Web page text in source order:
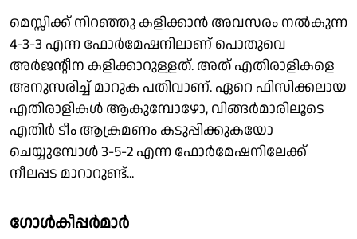
മെസ്സിക്ക് നിറഞ്ഞു കളിക്കാൻ അവസരം നൽകുന്ന
4-3-3 എന്ന ഫോർമേഷനിലാണ് പൊതുവെ
അർജൻ്റീന കളിക്കാറുള്ളത്. അത് എതിരാളികളെ
അനുസരിച്ച് മാറുക പതിവാണ്. ഏറെ ഫിസിക്കലായ
എതിരാളികൾ ആകുമ്പോഴോ, വിങ്ങർമാരിലൂടെ
എതിർ ടീം ആക്രമണം കടുപ്പിക്കുകയോ
ചെയ്യുമ്പോൾ 3-5-2 എന്ന ഫോർമേഷനിലേക്ക്
നീലപ്പട മാറാറുണ്ട്...
ഗോൾകീപ്പർമാർ